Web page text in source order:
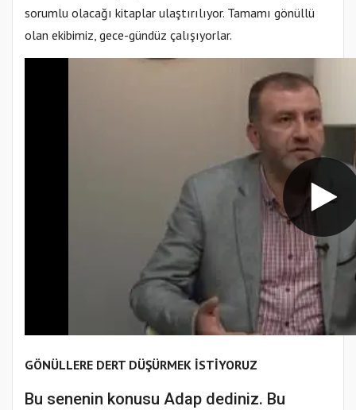
sorumlu olacağı kitaplar ulaştırılıyor. Tamamı gönüllü
olan ekibimiz, gece-gündüz çalışıyorlar.
GÖNÜLLERE DERT DÜŞÜRMEK İSTİYORUZ
Bu senenin konusu Adap dediniz. Bu